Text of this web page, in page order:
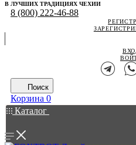
В ЛУЧШИХ ТРАДИЦИЯХ ЧЕХИИ
8 (800) 222-46-88
Поиск
Корзина 0
Каталог